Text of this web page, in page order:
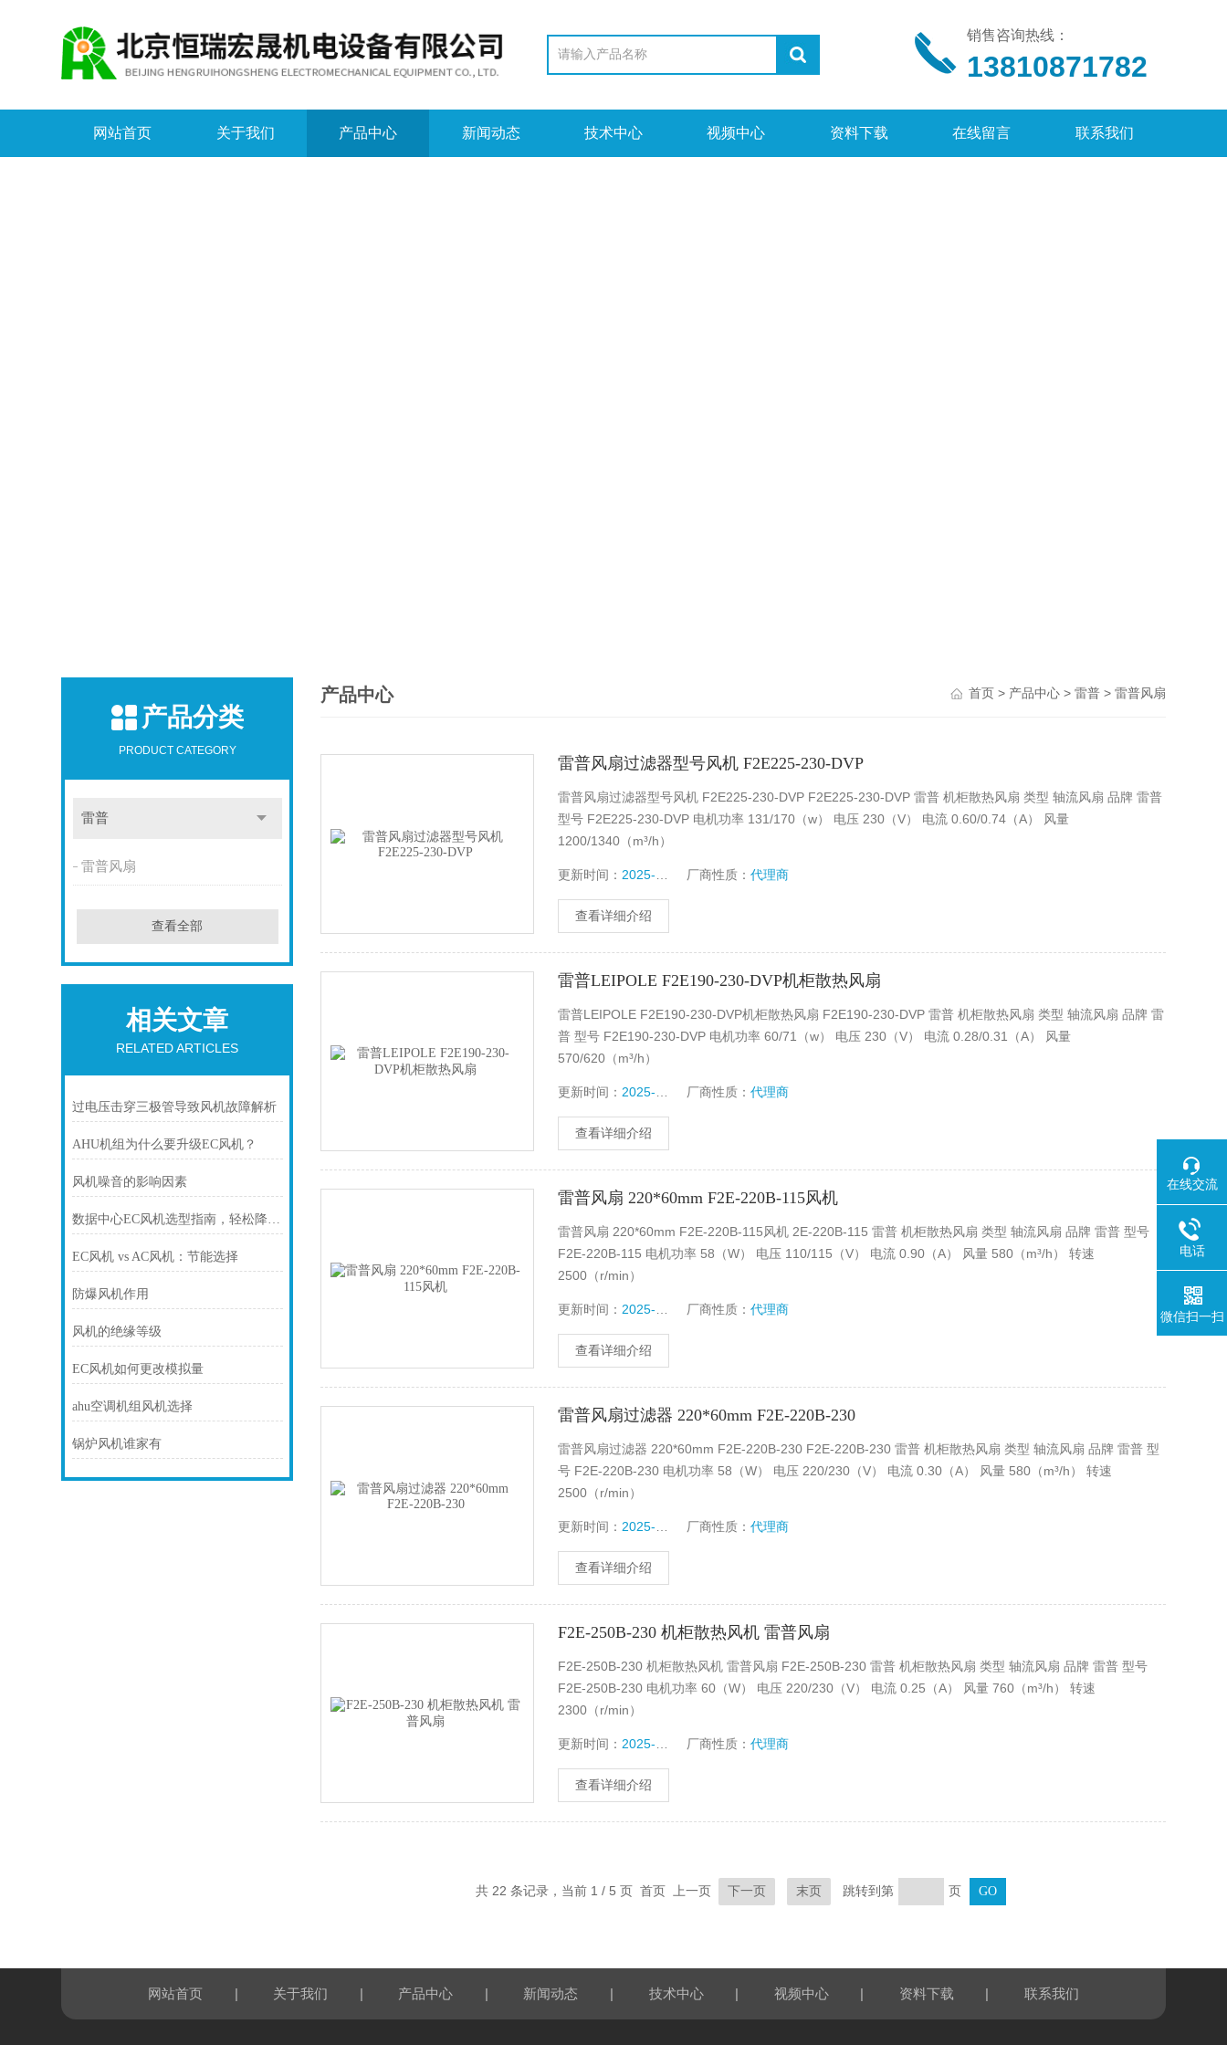
销售咨询热线：
13810871782
网站首页 关于我们 产品中心 新闻动态 技术中心 视频中心 资料下载 在线留言 联系我们
产品分类
PRODUCT CATEGORY
雷普
雷普风扇
查看全部
相关文章
RELATED ARTICLES
过电压击穿三极管导致风机故障解析
AHU机组为什么要升级EC风机？
风机噪音的影响因素
数据中心EC风机选型指南，轻松降温更省电
EC风机 vs AC风机：节能选择
防爆风机作用
风机的绝缘等级
EC风机如何更改模拟量
ahu空调机组风机选择
锅炉风机谁家有
产品中心 首页> 产品中心> 雷普> 雷普风扇
雷普风扇过滤器型号风机 F2E225-230-DVP
雷普风扇过滤器型号风机 F2E225-230-DVP F2E225-230-DVP 雷普 机柜散热风扇 类型 轴流风扇 品牌 雷普
型号 F2E225-230-DVP 电机功率 131/170（w） 电压 230（V） 电流 0.60/0.74（A） 风量
1200/1340（m³/h）
更新时间： 2025-06-07 厂商性质：代理商
查看详细介绍
雷普LEIPOLE F2E190-230-DVP机柜散热风扇
雷普LEIPOLE F2E190-230-DVP机柜散热风扇 F2E190-230-DVP 雷普 机柜散热风扇 类型 轴流风扇 品牌 雷
普 型号 F2E190-230-DVP 电机功率 60/71（w） 电压 230（V） 电流 0.28/0.31（A） 风量
570/620（m³/h）
更新时间： 2025-06-07 厂商性质：代理商
查看详细介绍
雷普风扇 220*60mm F2E-220B-115风机
雷普风扇 220*60mm F2E-220B-115风机 2E-220B-115 雷普 机柜散热风扇 类型 轴流风扇 品牌 雷普 型号
F2E-220B-115 电机功率 58（W） 电压 110/115（V） 电流 0.90（A） 风量 580（m³/h） 转速
2500（r/min）
更新时间： 2025-06-07 厂商性质：代理商
查看详细介绍
雷普风扇过滤器 220*60mm F2E-220B-230
雷普风扇过滤器 220*60mm F2E-220B-230 F2E-220B-230 雷普 机柜散热风扇 类型 轴流风扇 品牌 雷普 型
号 F2E-220B-230 电机功率 58（W） 电压 220/230（V） 电流 0.30（A） 风量 580（m³/h） 转速
2500（r/min）
更新时间： 2025-06-07 厂商性质：代理商
查看详细介绍
F2E-250B-230 机柜散热风机 雷普风扇
F2E-250B-230 机柜散热风机 雷普风扇 F2E-250B-230 雷普 机柜散热风扇 类型 轴流风扇 品牌 雷普 型号
F2E-250B-230 电机功率 60（W） 电压 220/230（V） 电流 0.25（A） 风量 760（m³/h） 转速
2300（r/min）
更新时间： 2025-06-07 厂商性质：代理商
查看详细介绍
共 22 条记录，当前 1 / 5 页 首页 上一页 下一页 末页 跳转到第 页
网站首页 | 关于我们 | 产品中心 | 新闻动态 | 技术中心 | 视频中心 | 资料下载 | 联系我们
在线交流
电话
微信扫一扫